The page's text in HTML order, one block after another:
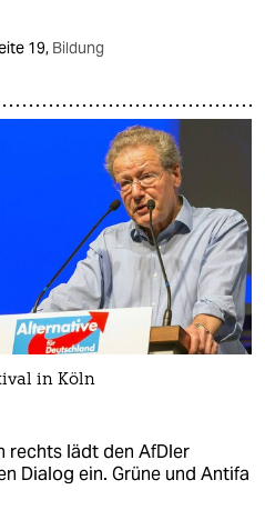
19, Bildung
in Köln
rechts lädt den AfDler
Dialog ein. Grüne und Antifa